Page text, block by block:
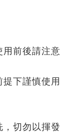
用前後請注意
下謹慎使用
切勿以揮發